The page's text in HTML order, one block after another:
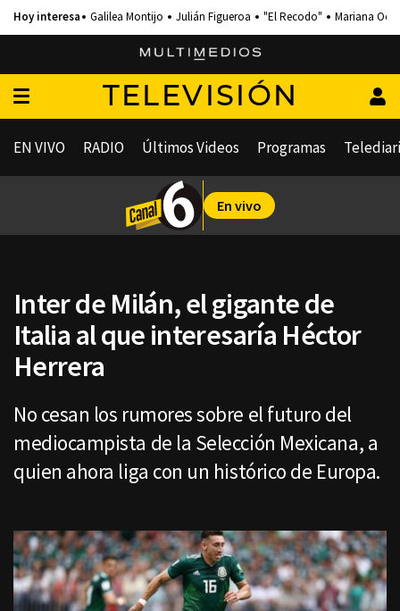
Galilea Montijo Julián Figueroa "El Recodo" Mariana
TELEVISIÓN
EN VIVO RADIO Últimos Videos Programas
En vivo
Inter de Milán, el gigante de
Italia al que interesaría Héctor
Herrera
No cesan los rumores sobre el futuro del
mediocampista de la Selección Mexicana, a
quien ahora liga con un histórico de Europa.